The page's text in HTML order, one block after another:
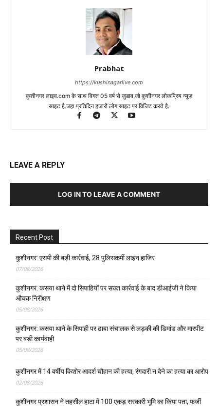
Prabhat
https://kushinagarlive.com
कुशीनगर लाइव.com के साथ विगत 05 वर्ष से जुडाव,जो कुशीनगर लोकप्रिय न्यूज़
साइट है.जहा प्रतिदिन हजारों लोग साइट पर विजिट करते है.
LEAVE A REPLY
LOG IN TO LEAVE A COMMENT
Recent Post
कुशीनगर: एसपी की बड़ी कार्रवाई, 28 पुलिसकर्मी लाइन हाजिर
07/08/2026
कुशीनगर: कसया थाने में दो सिपाहियों पर सख्त कार्रवाई के बाद डीआईजी ने किया
औचक निरीक्षण
05/08/2026
कुशीनगर: कसया थाने के सिपाही पर ढाबा संचालक से लड़की की डिमांड और मारपीट
पर बड़ी कार्यवाही
05/08/2026
कुशीनगर में 14 वर्षीय किशोर आदर्श चौहान की हत्या, रंगदारी न देने का हत्या का आरोप
02/08/2026
कुशीनगर प्रशासन ने तहसील हाटा में 100 एकड़ सरकारी भूमि का किया पता, फर्जी